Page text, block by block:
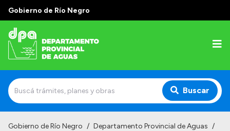
Gobierno de Río Negro
Buscar
Gobierno de Río Negro / Departamento Provincial de Aguas /